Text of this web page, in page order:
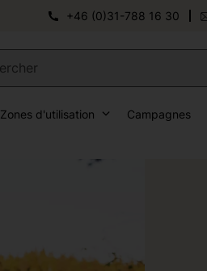
+46 (0)31-788 16 30
Zones d'utilisation Campagnes